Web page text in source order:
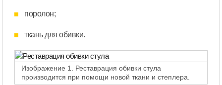
поролон;
ткань для обивки.
Изображение 1. Реставрация обивки стула
производится при помощи новой ткани и степлера.